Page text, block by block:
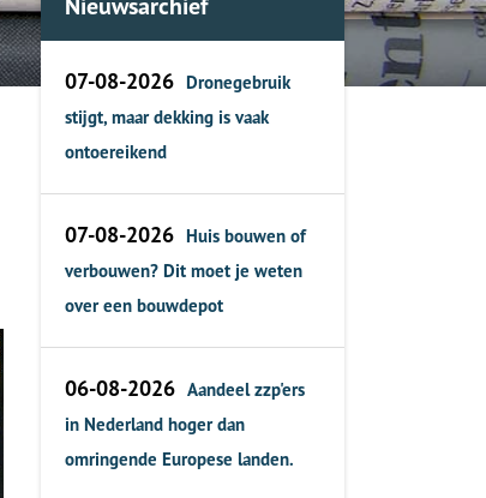
07-08-2026 Dronegebruik
stijgt, maar dekking is vaak
ontoereikend
07-08-2026 Huis bouwen of
verbouwen? Dit moet je weten
over een bouwdepot
06-08-2026 Aandeel zzp'ers
in Nederland hoger dan
omringende Europese landen.